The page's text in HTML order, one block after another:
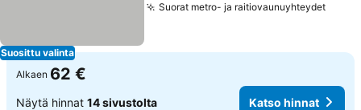
Suosittu valinta
Suorat metro- ja raitiovaunuyhteydet
Alkaen 62 €
Näytä hinnat 14 sivustolta Katso hinnat